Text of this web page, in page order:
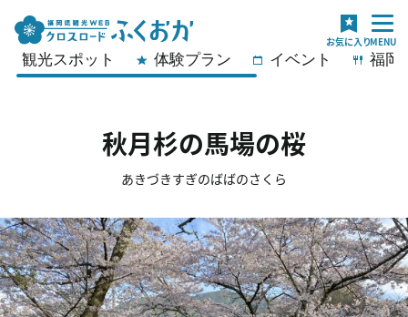
観光スポット 体験プラン イベント 福岡
秋月杉の馬場の桜
あきづきすぎのばばのさくら